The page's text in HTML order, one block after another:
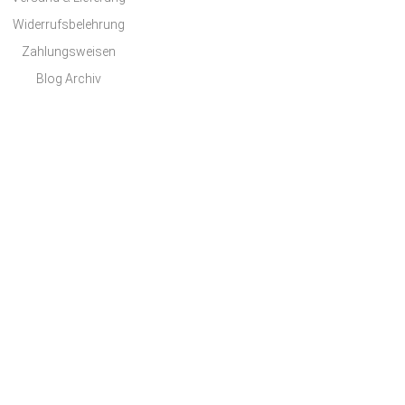
Widerrufsbelehrung
Zahlungsweisen
Blog Archiv